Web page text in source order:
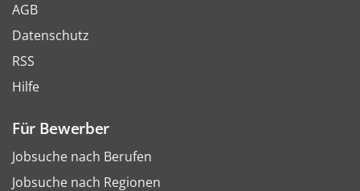
AGB
Datenschutz
RSS
Hilfe
Für Bewerber
Jobsuche nach Berufen
Jobsuche nach Regionen